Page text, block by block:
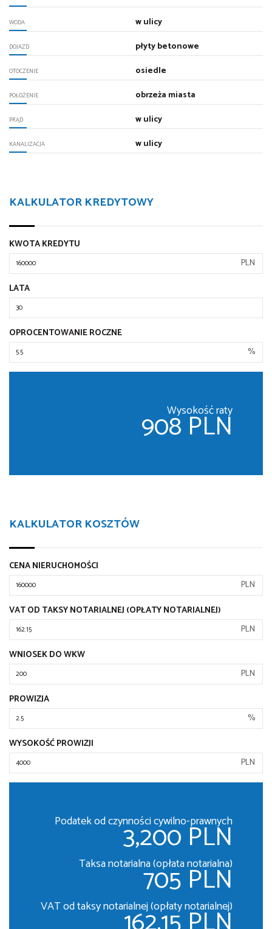
WODA w ulicy
DOJAZD płyty betonowe
OTOCZENIE osiedle
POŁOŻENIE obrzeża miasta
PRĄD w ulicy
KANALIZACJA w ulicy
KALKULATOR KREDYTOWY
KWOTA KREDYTU
PLN
LATA
OPROCENTOWANIE ROCZNE
%
Wysokość raty
908 PLN
KALKULATOR KOSZTÓW
CENA NIERUCHOMOŚCI
PLN
VAT OD TAKSY NOTARIALNEJ (OPŁATY NOTARIALNEJ)
PLN
WNIOSEK DO WKW
PLN
PROWIZJA
%
WYSOKOŚĆ PROWIZJI
PLN
Podatek od czynności cywilno-prawnych
3,200 PLN
Taksa notarialna (opłata notarialna)
705 PLN
VAT od taksy notarialnej (opłaty notarialnej)